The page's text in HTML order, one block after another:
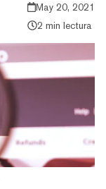
May 20, 2021
2 min lectura